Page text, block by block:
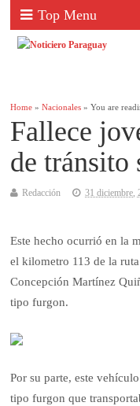
Top Menu
Home »Nacionales » You are
Fallece
de tránsito
Redacción 31 diciembre,
Este hecho ocurrió en la
el kilometro 113 de la
Concepción Martínez
tipo furgon.
Por su parte, este
tipo furgon que